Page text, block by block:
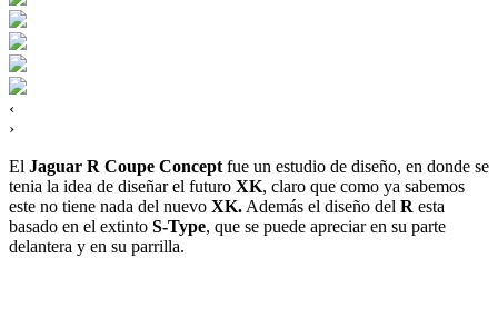
‹
›
El Jaguar R Coupe Concept fue un estudio de diseño, en donde se
tenia la idea de diseñar el futuro XK, claro que como ya sabemos
este no tiene nada del nuevo XK. Además el diseño del R esta
basado en el extinto S-Type, que se puede apreciar en su parte
delantera y en su parrilla.